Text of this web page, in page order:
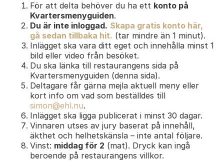
För att delta behöver du ha ett konto på
Kvartersmenyguiden.
Du är inte inloggad. Skapa gratis konto här,
gå sedan tillbaka hit. (tar mindre än 1 minut).
Inlägget ska vara ditt eget och innehålla minst 1
bild eller video från besöket.
Du ska länka till restaurangens sida på
Kvartersmenyguiden (denna sida).
Deltagare får gärna mejla aktuell meny eller
kort info om vad som beställdes till
simon@ehl.nu.
Inlägget ska ligga publicerat i minst 30 dagar.
Vinnaren utses av jury baserat på innehåll,
äkthet och helhetskänsla – inte antal följare.
Vinst: middag för 2 (mat). Dryck kan ingå
beroende på restaurangens villkor.